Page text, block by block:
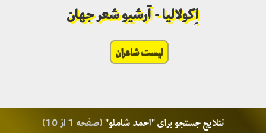
اِکولالیا - آرشیو شعر جهان
لیست شاعران
نتلایج جستجو برای "احمد شاملو"(صفحه 1 از 10)